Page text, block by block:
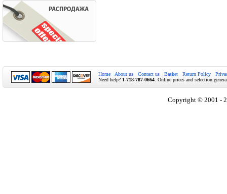
Home About us Contact us Basket Return Policy
Need help? 1-718-787-0664 . Online prices and selection
Copyright © 2001 -